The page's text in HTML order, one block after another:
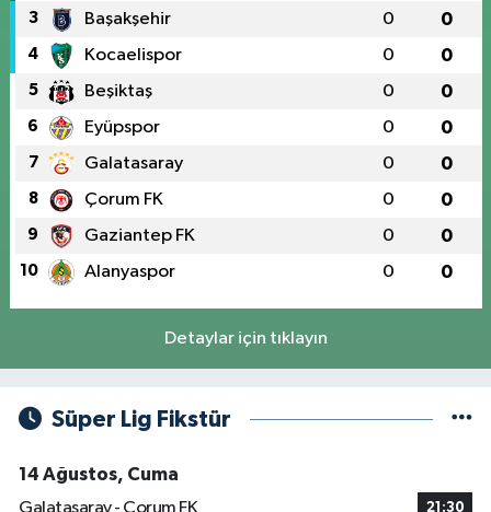
3 Başakşehir 0 0
4 Kocaelispor 0 0
5 Beşiktaş 0 0
6 Eyüpspor 0 0
7 Galatasaray 0 0
8 Çorum FK 0 0
9 Gaziantep FK 0 0
10 Alanyaspor 0 0
Detaylar için tıklayın
Süper Lig Fikstür
14 Ağustos, Cuma
21:30